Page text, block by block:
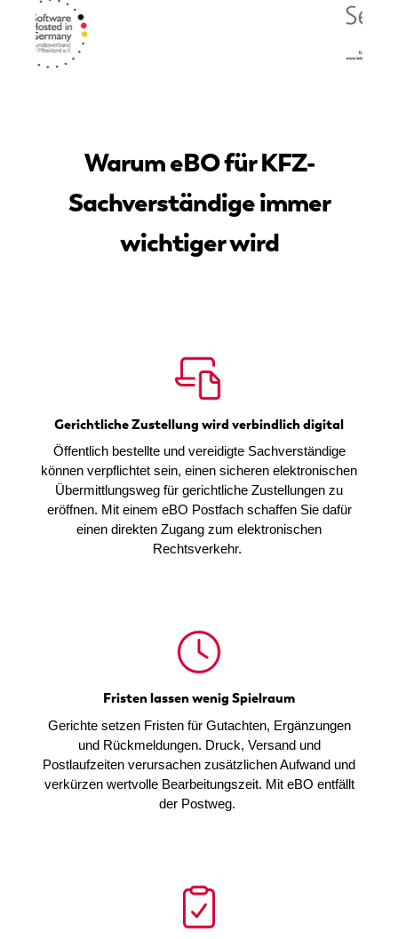
Warum eBO für KFZ-
Sachverständige immer
wichtiger wird
Gerichtliche Zustellung wird verbindlich digital
Öffentlich bestellte und vereidigte Sachverständige
können verpflichtet sein, einen sicheren elektronischen
Übermittlungsweg für gerichtliche Zustellungen zu
eröffnen. Mit einem eBO Postfach schaffen Sie dafür
einen direkten Zugang zum elektronischen
Rechtsverkehr.
Fristen lassen wenig Spielraum
Gerichte setzen Fristen für Gutachten, Ergänzungen
und Rückmeldungen. Druck, Versand und
Postlaufzeiten verursachen zusätzlichen Aufwand und
verkürzen wertvolle Bearbeitungszeit. Mit eBO entfällt
der Postweg.